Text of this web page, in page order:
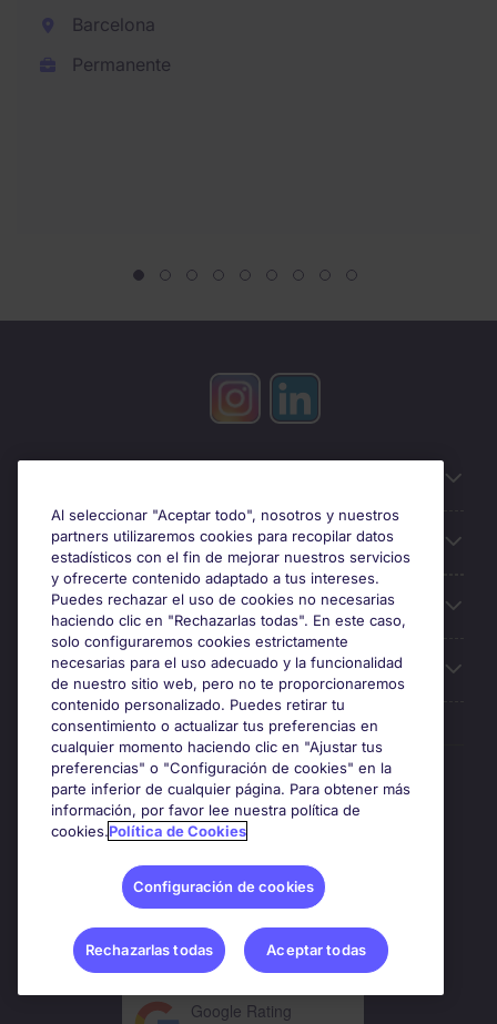
Barcelona
Permanente
Búsqueda de empleo
Oficinas
Sobre Michael Page
Premios y certificaciones
Google Rating
Al seleccionar "Aceptar todo", nosotros y nuestros
partners utilizaremos cookies para recopilar datos
estadísticos con el fin de mejorar nuestros servicios
y ofrecerte contenido adaptado a tus intereses.
Puedes rechazar el uso de cookies no necesarias
haciendo clic en "Rechazarlas todas". En este caso,
solo configuraremos cookies estrictamente
necesarias para el uso adecuado y la funcionalidad
de nuestro sitio web, pero no te proporcionaremos
contenido personalizado. Puedes retirar tu
consentimiento o actualizar tus preferencias en
cualquier momento haciendo clic en "Ajustar tus
preferencias" o "Configuración de cookies" en la
parte inferior de cualquier página. Para obtener más
información, por favor lee nuestra política de
cookies.Política de Cookies
Configuración de cookies
Rechazarlas todas Aceptar todas